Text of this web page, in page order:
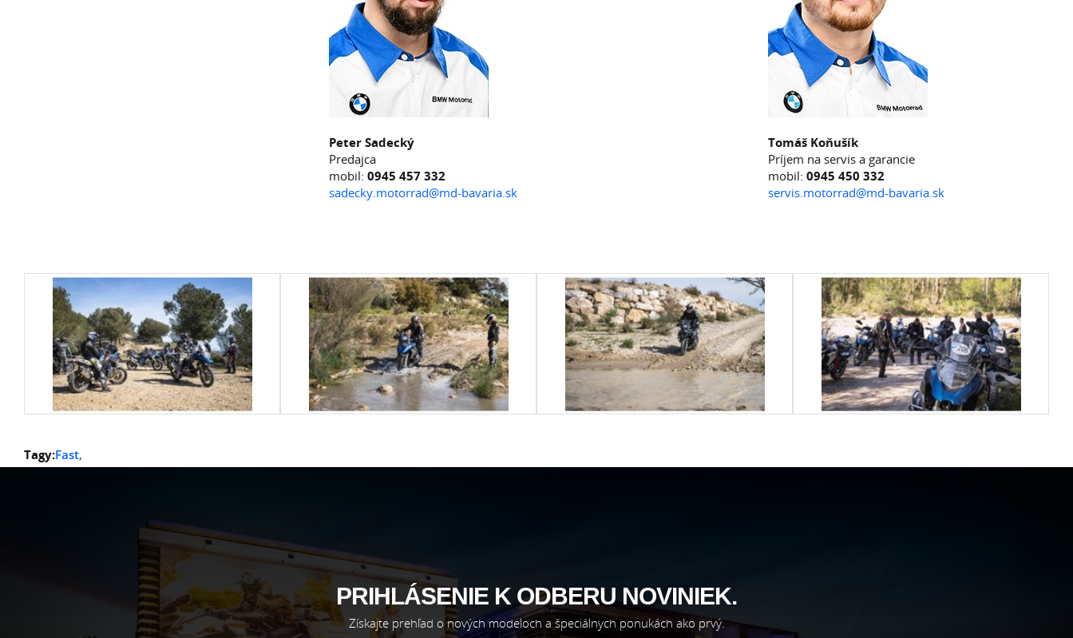
Peter Sadecký
Predajca
mobil: 0945 457 332
sadecky.motorrad@md-bavaria.sk
Tomáš Koňušík
Príjem na servis a garancie
mobil: 0945 450 332
servis.motorrad@md-bavaria.sk
Tagy:Fast,
PRIHLÁSENIE K ODBERU NOVINIEK.
Získajte prehľad o nových modeloch a špeciálnych ponukách ako prvý.